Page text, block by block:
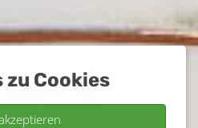
zu Cookies